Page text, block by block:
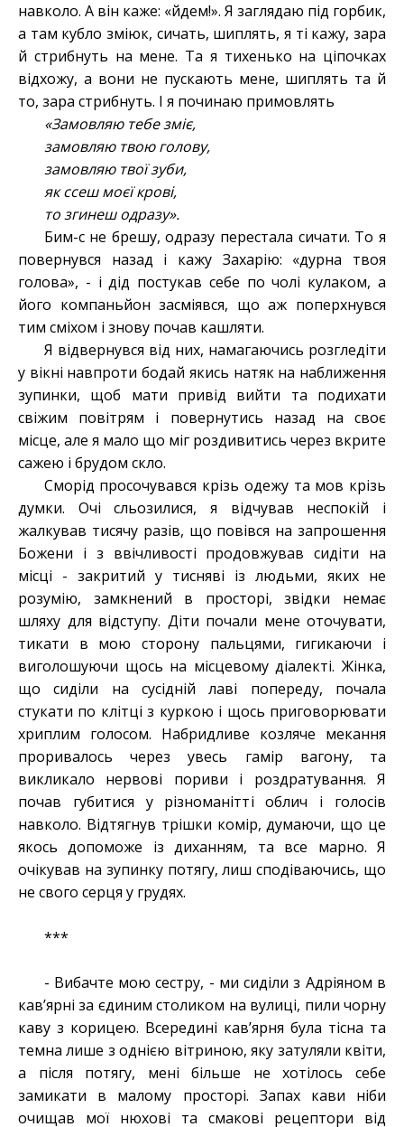
навколо. А він каже: «йдем!». Я заглядаю під горбик,
а там кубло зміюк, сичать, шиплять, я ті кажу, зара
й стрибнуть на мене. Та я тихенько на ціпочках
відхожу, а вони не пускають мене, шиплять та й
то, зара стрибнуть. І я починаю примовлять
«Замовляю тебе зміє,
замовляю твою голову,
замовляю твої зуби,
як ссеш моєї крові,
то згинеш одразу».
Бим-с не брешу, одразу перестала сичати. То я
повернувся назад і кажу Захарію: «дурна твоя
голова», - і дід постукав себе по чолі кулаком, а
його компаньйон засміявся, що аж поперхнувся
тим сміхом і знову почав кашляти.
Я відвернувся від них, намагаючись розгледіти
у вікні навпроти бодай якись натяк на наближення
зупинки, щоб мати привід вийти та подихати
свіжим повітрям і повернутись назад на своє
місце, але я мало що міг роздивитись через вкрите
сажею і брудом скло.
Сморід просочувався крізь одежу та мов крізь
думки. Очі сльозилися, я відчував неспокій і
жалкував тисячу разів, що повівся на запрошення
Божени і з ввічливості продовжував сидіти на
місці - закритий у тисняві із людьми, яких не
розумію, замкнений в просторі, звідки немає
шляху для відступу. Діти почали мене оточувати,
тикати в мою сторону пальцями, гигикаючи і
виголошуючи щось на місцевому діалекті. Жінка,
що сиділи на сусідній лаві попереду, почала
стукати по клітці з куркою і щось приговорювати
хриплим голосом. Набридливе козляче мекання
проривалось через увесь гамір вагону, та
викликало нервові пориви і роздратування. Я
почав губитися у різноманітті облич і голосів
навколо. Відтягнув трішки комір, думаючи, що це
якось допоможе із диханням, та все марно. Я
очікував на зупинку потягу, лиш сподіваючись, що
не свого серця у грудях.
***
- Вибачте мою сестру, - ми сиділи з Адріяном в
кав’ярні за єдиним столиком на вулиці, пили чорну
каву з корицею. Всередині кав’ярня була тісна та
темна лише з однією вітриною, яку затуляли квіти,
а після потягу, мені більше не хотілось себе
замикати в малому просторі. Запах кави ніби
очищав мої нюхові та смакові рецептори від